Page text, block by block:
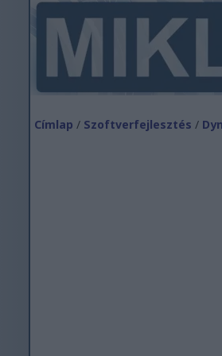
Címlap / Szoftverfejlesztés /